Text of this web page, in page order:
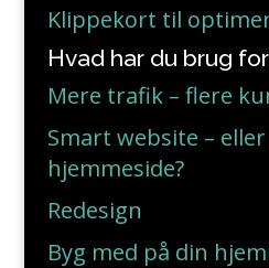
Klippekort til
Hvad har du brug
Mere trafik – flere
Smart website –
hjemmeside?
Redesign
Byg med på din